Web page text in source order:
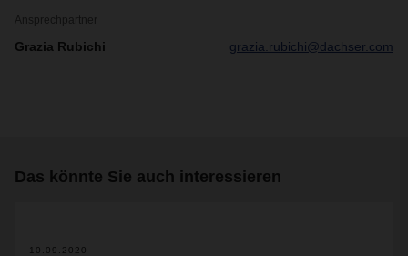
Ansprechpartner
Grazia Rubichi grazia.rubichi@dachser.com
Das könnte Sie auch interessieren
10.09.2020